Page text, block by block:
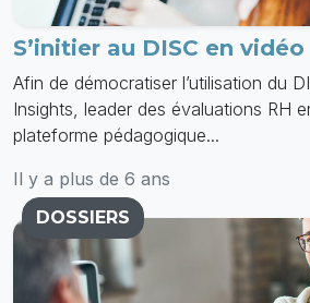
S’initier au DISC en vidéo
Afin de démocratiser l’utilisation du
Insights, leader des évaluations RH
plateforme pédagogique...
Il y a plus de 6 ans
DOSSIERS